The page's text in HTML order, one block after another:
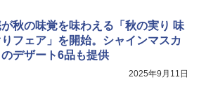
ジ 赤外線センサー ノンフライ調理 簡単
お手入れ 小型 新生活 一人暮らし 二人暮
らし ファミリー
秋の味覚を味わえる「秋の実り 味
フェア」を開始。シャインマスカ
のデザート6品も提供
2025年9月11日